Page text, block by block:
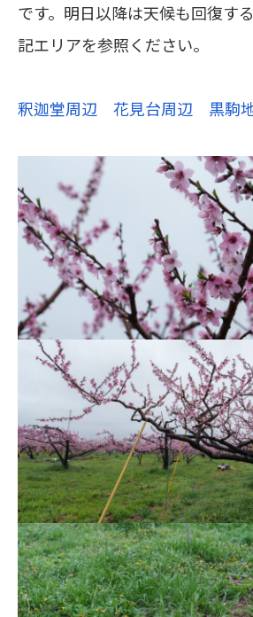
です。明日以降は天候も回復す
記エリアを参照ください。
釈迦堂周辺 花見台周辺 黒駒